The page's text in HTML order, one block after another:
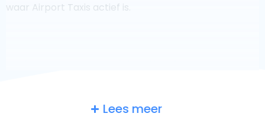
waar Airport Taxis actief is.
Lees meer